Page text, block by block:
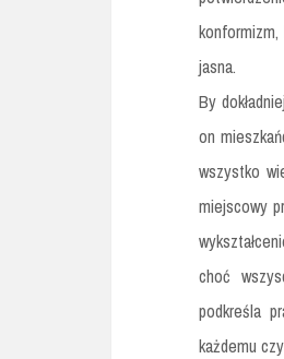
jasna.
By
on
wszystko
miejscowy
choć
podkreśla
każdemu